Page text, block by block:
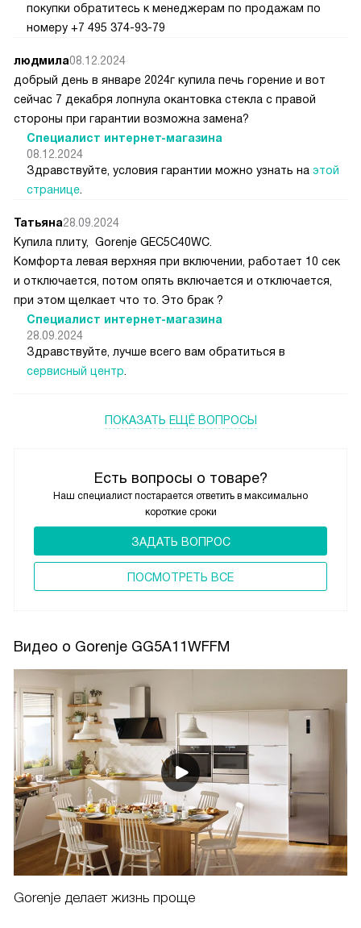
Есть вопросы о товаре?
Наш специалист постарается ответить в максимально
короткие сроки
ЗАДАТЬ ВОПРОС
ПОCМОТРЕТЬ ВСЕ
покупки обратитесь к менеджерам по продажам по
номеру +7 495 374-93-79
людмила08.12.2024
добрый день в январе 2024г купила печь горение и вот
сейчас 7 декабря лопнула окантовка стекла с правой
стороны при гарантии возможна замена?
Специалист интернет-магазина
08.12.2024
Здравствуйте, условия гарантии можно узнать на этой
странице
Татьяна28.09.2024
Купила плиту, Gorenje GEC5C40WC.
Комфорта левая верхняя при включении, работает 10 сек
и отключается, потом опять включается и отключается,
при этом щелкает что то. Это брак ?
Специалист интернет-магазина
28.09.2024
Здравствуйте, лучше всего вам обратиться в
сервисный центр
ПОКАЗАТЬ ЕЩЁ ВОПРОСЫ
Видео о Gorenje GG5A11WFFM
Gorenje делает жизнь проще